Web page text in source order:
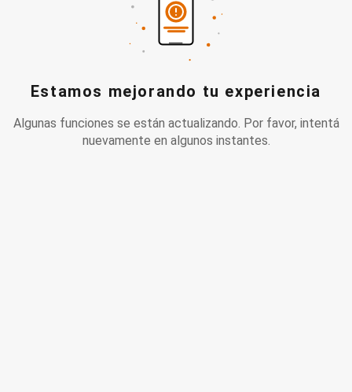
Estamos mejorando tu experiencia
Algunas funciones se están actualizando. Por favor, intentá
nuevamente en algunos instantes.